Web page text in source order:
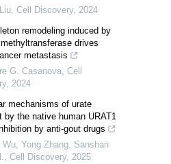
, Cell Discovery, 2024
remodeling induced by
drives
metastasis
G. Casanova, Cell
, 2024
mechanisms of urate
by the native human URAT1
by anti-gout drugs
Wu, Yong Zhang, Sanshan
, Cell Discovery, 2025